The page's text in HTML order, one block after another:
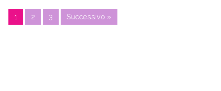
1 2 3 Successivo »